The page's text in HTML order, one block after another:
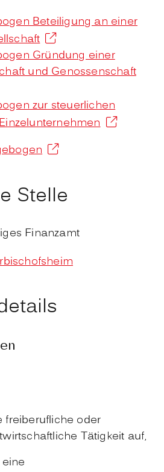
Beteiligung an einer
Gründung einer
und Genossenschaft
zur steuerlichen
Stelle
Finanzamt
freiberufliche oder
Tätigkeit auf,